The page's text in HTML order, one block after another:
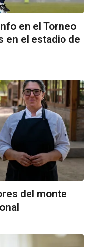
en el Torneo
en el estadio de
del monte